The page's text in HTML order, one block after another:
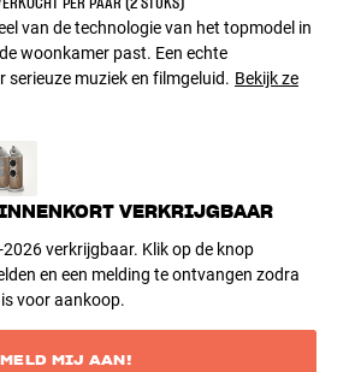
van de technologie van het topmodel in
woonkamer past. Een echte
serieuze muziek en filmgeluid. Bekijk ze
VERKRIJGBAAR
verkrijgbaar. Klik op de knop
en een melding te ontvangen zodra
voor aankoop.
MELD MIJ AAN!